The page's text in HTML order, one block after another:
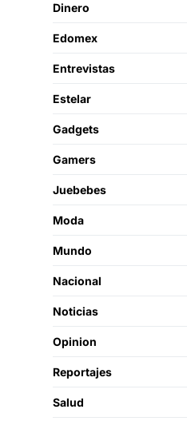
Dinero
Edomex
Entrevistas
Estelar
Gadgets
Gamers
Juebebes
Moda
Mundo
Nacional
Noticias
Opinion
Reportajes
Salud